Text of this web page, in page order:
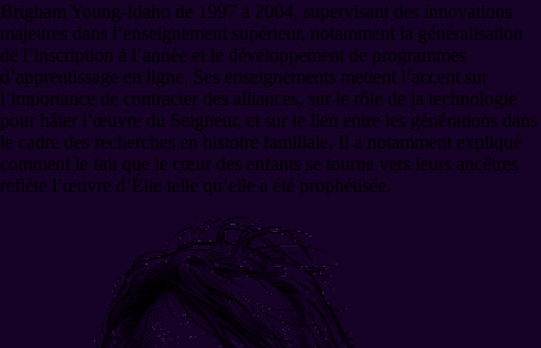
Brigham Young-Idaho de 1997 à 2004, supervisant des innovations
majeures dans l’enseignement supérieur, notamment la généralisation
de l’inscription à l’année et le développement de programmes
d’apprentissage en ligne. Ses enseignements mettent l’accent sur
l’importance de contracter des alliances, sur le rôle de la technologie
pour hâter l’œuvre du Seigneur, et sur le lien entre les générations dans
le cadre des recherches en histoire familiale. Il a notamment expliqué
comment le fait que le cœur des enfants se tourne vers leurs ancêtres
reflète l’œuvre d’Élie telle qu’elle a été prophétisée.